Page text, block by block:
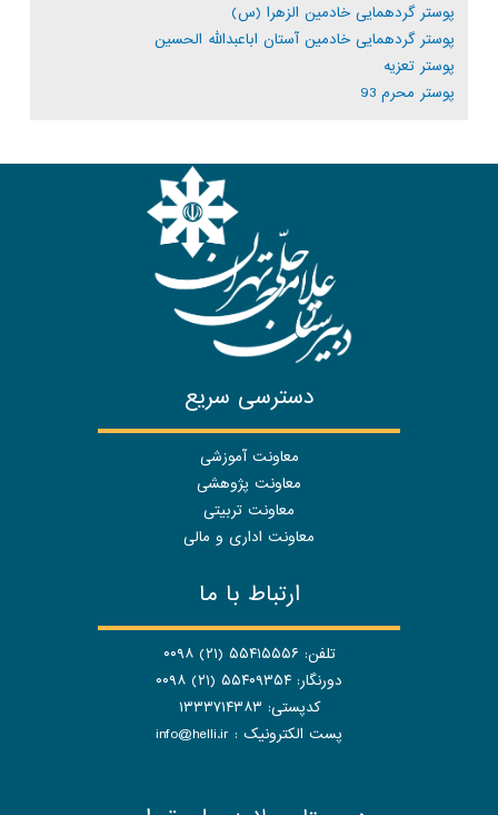
پوستر گردهمایی خادمین الزهرا (س)
پوستر گردهمایی خادمین آستان اباعبدالله الحسین
پوستر تعزیه
پوستر محرم 93
دسترسی سریع
معاونت آموزشی
معاونت پژوهشی
معاونت تربیتی
معاونت اداری و مالی
ارتباط با ما
تلفن: ۵۵۴۱۵۵۵۶ (۲۱) ۰۰۹۸
دورنگار: ۵۵۴۰۹۳۵۴ (۲۱) ۰۰۹۸
کدپستی: ۱۳۳۳۷۱۴۳۸۳
پست الکترونیک : info@helli.ir